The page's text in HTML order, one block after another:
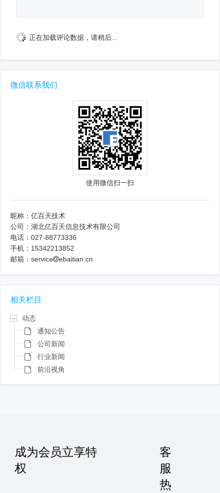
正在加载评论数据，请稍后...
微信联系我们
使用微信扫一扫
昵称：亿百天技术
公司：湖北亿百天信息技术有限公司
电话：027-88773336
手机：15342213852
邮箱：service
ebaitian.cn
相关栏目
动态
通知公告
公司新闻
行业新闻
前沿视角
成为会员立享特
权
客
服
热